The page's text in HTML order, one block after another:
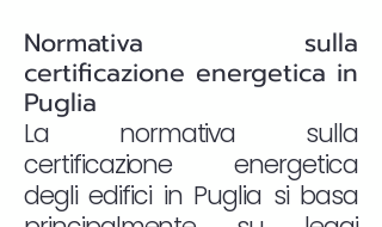
Normativa sulla
certificazione energetica in
Puglia
La normativa sulla
certificazione energetica
degli edifici in Puglia si basa